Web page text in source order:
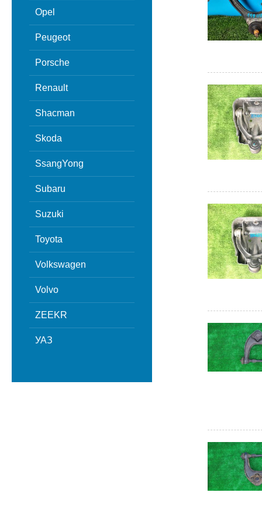
Opel
Peugeot
Porsche
Renault
Shacman
Skoda
SsangYong
Subaru
Suzuki
Toyota
Volkswagen
Volvo
ZEEKR
УАЗ